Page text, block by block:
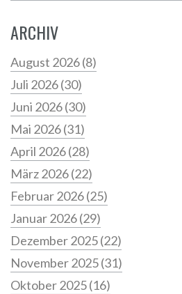
ARCHIV
August 2026(8)
Juli 2026(30)
Juni 2026(30)
Mai 2026(31)
April 2026(28)
März 2026(22)
Februar 2026(25)
Januar 2026(29)
Dezember 2025(22)
November 2025(31)
Oktober 2025(16)